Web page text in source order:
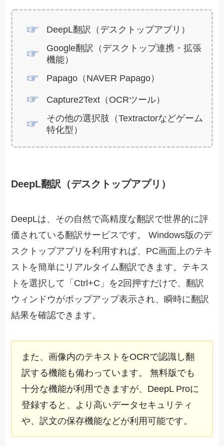
DeepL翻訳（デスクトップアプリ）
Google翻訳（デスクトップ連携・拡張
機能）
Papago（NAVER Papago）
Capture2Text（OCRツール）
その他の選択肢（Textractorなどゲーム
特化型）
DeepL翻訳（デスクトップアプリ）
DeepLは、その自然で高精度な翻訳で世界的に評
価されている翻訳サービスです。 Windows版のデ
スクトップアプリを利用すれば、PC画面上のテキ
ストを簡単にリアルタイム翻訳できます。テキス
トを選択して「Ctrl+C」を2回押すだけで、翻訳
ウィンドウがポップアップ表示され、瞬時に翻訳
結果を確認できます。
また、画像内のテキストをOCRで認識し翻
訳する機能も備わっています。 無料版でも
十分な機能が利用できますが、DeepL Proに
登録すると、より高いデータセキュリティ
や、訳文の保存機能などが利用可能です。